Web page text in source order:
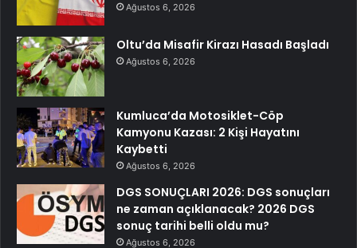
Ağustos 6, 2026
Oltu’da Misafir Kirazı Hasadı Başladı
Ağustos 6, 2026
Kumluca’da Motosiklet-Cöp
Kamyonu Kazası: 2 Kişi Hayatını
Kaybetti
Ağustos 6, 2026
DGS SONUÇLARI 2026: DGS sonuçları
ne zaman açıklanacak? 2026 DGS
sonuç tarihi belli oldu mu?
Ağustos 6, 2026